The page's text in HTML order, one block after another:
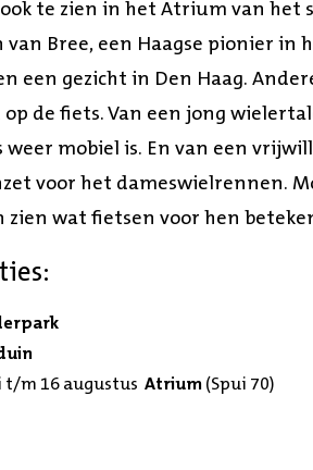
te zien in het Atrium van het
Bree, een Haagse pionier in
een gezicht in Den Haag.
de fiets. Van een jong
weer mobiel is. En van een
voor het dameswielrennen.
wat fietsen voor hen
t/m 16 augustusAtrium (Spui 70)